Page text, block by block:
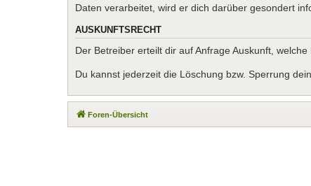
Daten verarbeitet, wird er dich darüber gesondert
AUSKUNFTSRECHT
Der Betreiber erteilt dir auf Anfrage Auskunft,
Du kannst jederzeit die Löschung bzw. Sperrung
Foren-Übersicht